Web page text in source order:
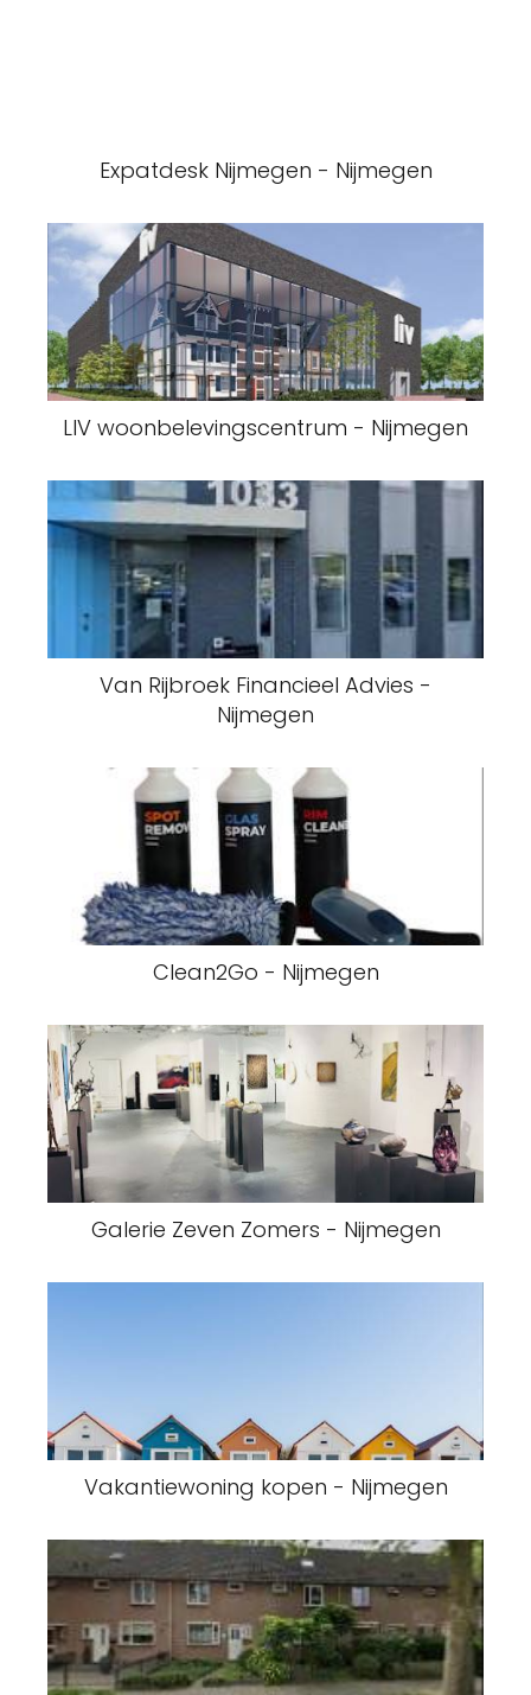
Expatdesk Nijmegen - Nijmegen
LIV woonbelevingscentrum - Nijmegen
Van Rijbroek Financieel Advies -
Nijmegen
Clean2Go - Nijmegen
Galerie Zeven Zomers - Nijmegen
Vakantiewoning kopen - Nijmegen